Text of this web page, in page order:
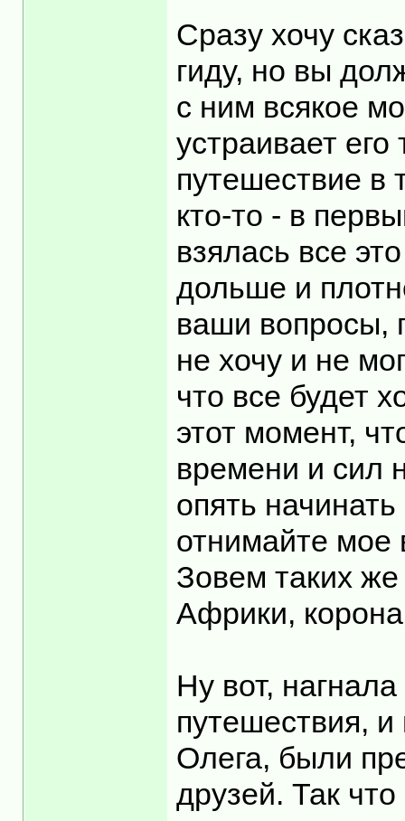
Сразу хочу
гиду, но вы
с ним всякое
устраивает
путешествие в
кто-то - в
взялась все
дольше и
ваши вопросы,
не хочу и не
что все будет
этот момент,
времени и сил
опять
отнимайте мое
Зовем таких
Африки,
Ну вот,
путешествия,
Олега, были
друзей. Так